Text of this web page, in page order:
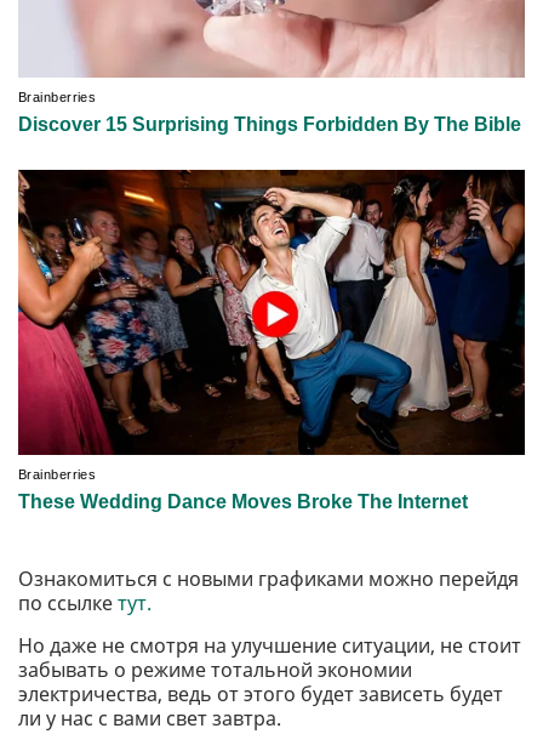
Ознакомиться с новыми графиками можно перейдя
по ссылкетут.
Но даже не смотря на улучшение ситуации, не стоит
забывать о режиме тотальной экономии
электричества, ведь от этого будет зависеть будет
ли у нас с вами свет завтра.